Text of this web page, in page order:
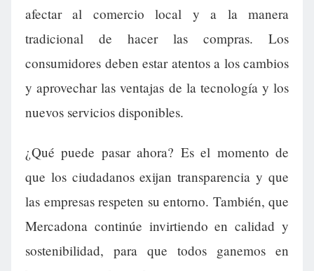
afectar al comercio local y a la manera
tradicional de hacer las compras. Los
consumidores deben estar atentos a los cambios
y aprovechar las ventajas de la tecnología y los
nuevos servicios disponibles.
¿Qué puede pasar ahora? Es el momento de
que los ciudadanos exijan transparencia y que
las empresas respeten su entorno. También, que
Mercadona continúe invirtiendo en calidad y
sostenibilidad, para que todos ganemos en